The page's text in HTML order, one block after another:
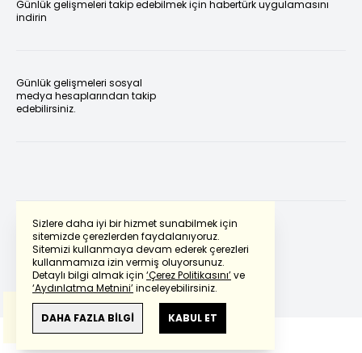
Sizlere daha iyi bir hizmet sunabilmek için
sitemizde çerezlerden faydalanıyoruz.
Sitemizi kullanmaya devam ederek çerezleri
kullanmamıza izin vermiş oluyorsunuz.
Detaylı bilgi almak için ‘Çerez Politikasını’ve
‘Aydınlatma Metnini’inceleyebilirsiniz.
DAHA FAZLA BİLGİ KABUL ET
Günlük gelişmeleri takip edebilmek için habertürk uygulamasını
indirin
Günlük gelişmeleri sosyal
medya hesaplarından takip
edebilirsiniz.
Powered by Translate
Bu çevirideGoogle Transletekullanılmıştır.
Anlam ve çeviri hatalarından
haberturk.com
sorumlu değildir.